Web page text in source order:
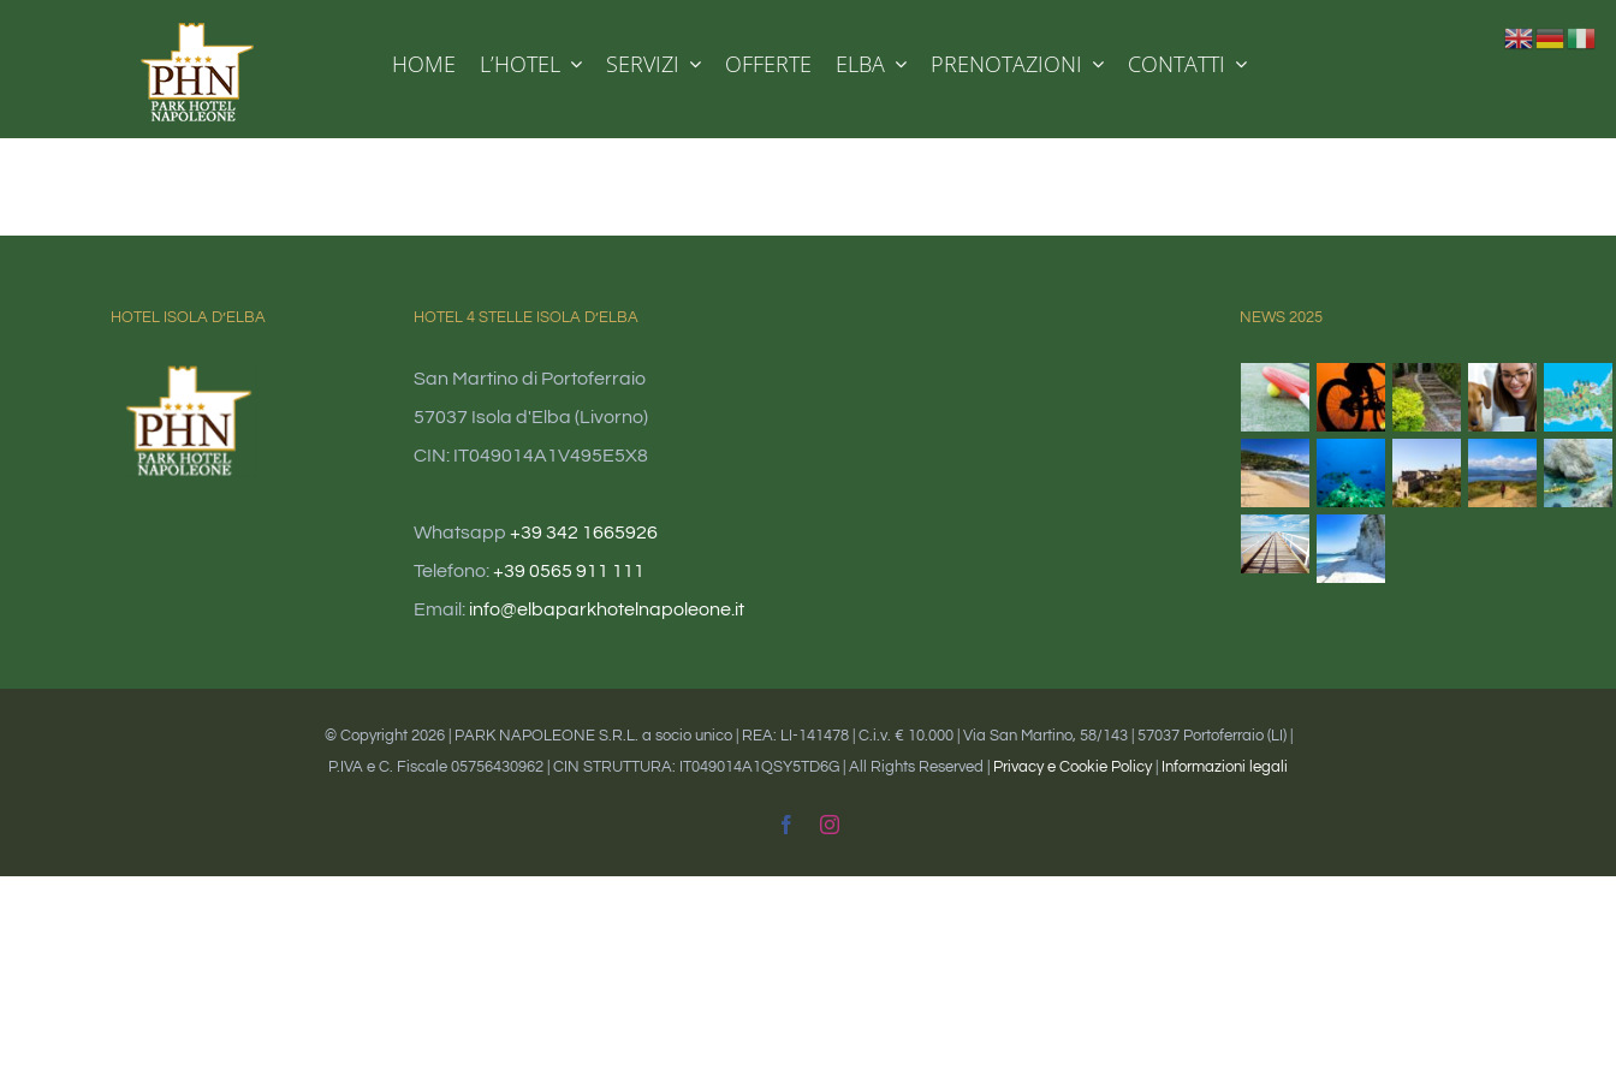
HOME L’HOTEL SERVIZI OFFERTE ELBA PRENOTAZIONI CONTATTI
HOTEL ISOLA D’ELBA HOTEL 4 STELLE ISOLA D’ELBA
San Martino di Portoferraio
57037 Isola d'Elba (Livorno)
CIN: IT049014A1V495E5X8
Whatsapp +39 342 1665926
Telefono:+39 0565 911 111
Email: info@elbaparkhotelnapoleone.it
NEWS 2025
© Copyright 2026 | PARK NAPOLEONE S.R.L. a socio unico | REA: LI-141478 | C.i.v. € 10.000 | Via San Martino, 58/143 | 57037 Portoferraio (LI) |
P.IVA e C. Fiscale 05756430962 | CIN STRUTTURA: IT049014A1QSY5TD6G | All Rights Reserved |
Privacy e Cookie Policy Informazioni legali
FacebookInstagram